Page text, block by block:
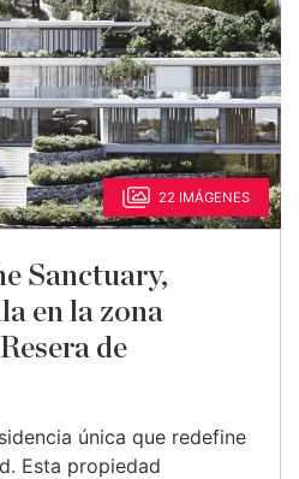
22 IMÁGENES
Sanctuary,
en la zona
de
única que redefine
Esta propiedad